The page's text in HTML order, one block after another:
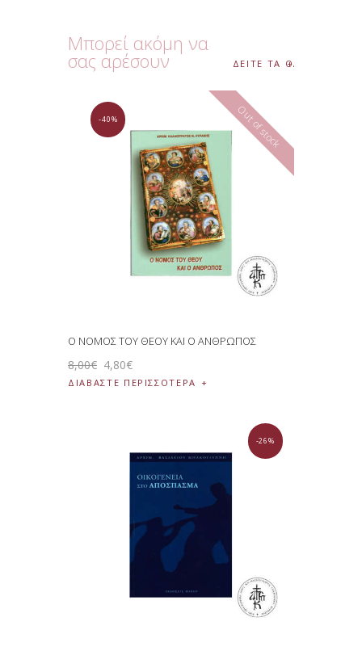
Μπορεί ακόμη να
σας αρέσουν ΔΕΙΤΕ ΤΑ ΟΛΑ
Out of stock
-40%
Ο ΝΟΜΟΣ ΤΟΥ ΘΕΟΥ ΚΑΙ Ο ΑΝΘΡΩΠΟΣ
8,00€ 4,80€
ΔΙΑΒΆΣΤΕ ΠΕΡΙΣΣΌΤΕΡΑ
-26%